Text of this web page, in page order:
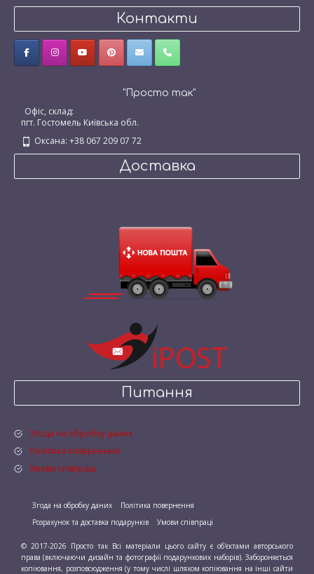
Контакти
"Просто так"
Офіс, склад:
пгт. Гостомель Київська обл.
Оксана: +38 067 209 07 72
Доставка
Питання
Згода на обробку даних
Політика повернення
Умови співпраці
Згода на обробку даних
Політика повернення
Розрахунок та доставка подарунків
Умови співпраці
© 2017-2026 Просто так Всі матеріали цього сайту є об'єктами авторського
права (включаючи дизайн та фотографії подарункових наборів). Забороняється
копіювання, розповсюдження (у тому числі шляхом копіювання на інші сайти